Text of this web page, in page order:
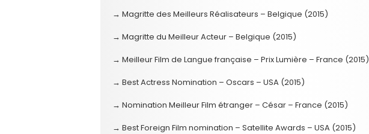
→ Magritte des Meilleurs Réalisateurs – Belgique (2015)
→ Magritte du Meilleur Acteur – Belgique (2015)
→ Meilleur Film de Langue française – Prix Lumière – France (2015)
→ Best Actress Nomination – Oscars – USA (2015)
→ Nomination Meilleur Film étranger – César – France (2015)
→ Best Foreign Film nomination – Satellite Awards – USA (2015)